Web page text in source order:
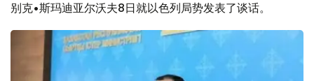
别克•斯玛迪亚尔沃夫8日就以色列局势发表了谈话。